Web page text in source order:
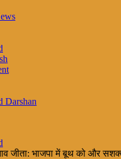
Darshan
जीता: भाजपा में बूथ को और